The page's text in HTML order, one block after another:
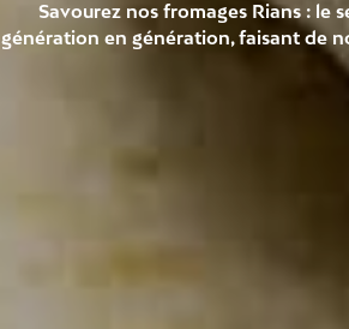
Savourez nos fromages Rians : le
génération en génération, faisant de